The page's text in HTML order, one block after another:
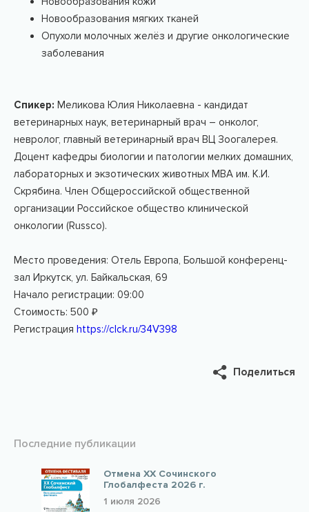
Новообразования мягких тканей
Опухоли молочных желёз и другие онкологические
заболевания
Спикер: Меликова Юлия Николаевна - кандидат
ветеринарных наук, ветеринарный врач – онколог,
невролог, главный ветеринарный врач ВЦ Зоогалерея.
Доцент кафедры биологии и патологии мелких домашних,
лабораторных и экзотических животных МВА им. К.И.
Скрябина. Член Общероссийской общественной
организации Российское общество клинической
онкологии (Russco).
Место проведения: Отель Европа, Большой конференц-
зал Иркутск, ул. Байкальская, 69
Начало регистрации: 09:00
Стоимость: 500 ₽
Регистрация https://clck.ru/34V398
Поделиться
Последние публикации
Отмена XX Сочинского
Глобалфеста 2026 г.
1 июля 2026